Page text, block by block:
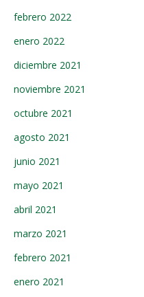
febrero 2022
enero 2022
diciembre 2021
noviembre 2021
octubre 2021
agosto 2021
junio 2021
mayo 2021
abril 2021
marzo 2021
febrero 2021
enero 2021